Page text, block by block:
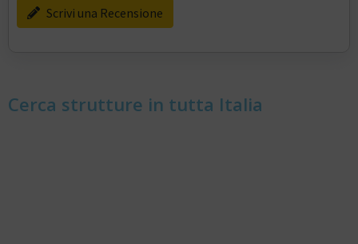
Scrivi una Recensione
Cerca strutture in tutta Italia